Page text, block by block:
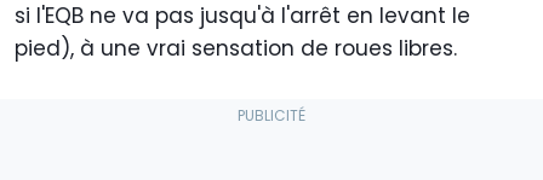
si l'EQB ne va pas jusqu'à l'arrêt en levant le
pied), à une vrai sensation de roues libres.